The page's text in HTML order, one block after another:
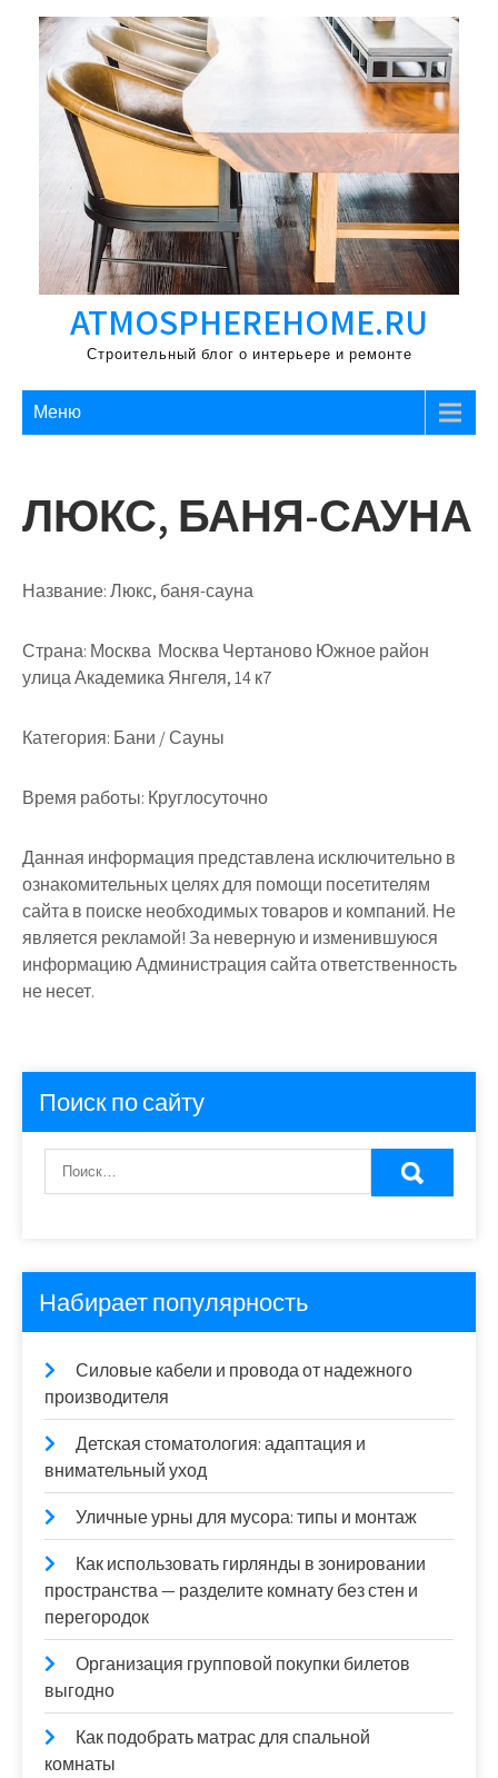
Перейти
содержимому
ATMOSPHEREHOME.RU
Строительный блог о интерьере и ремонте
Меню
ЛЮКС, БАНЯ-САУНА
Название:Люкс, баня-сауна
Страна: Москва Москва Чертаново Южное район
улица Академика Янгеля, 14 к7
Категория: Бани / Сауны
Время работы: Круглосуточно
Данная информация представлена исключительно в
ознакомительных целях для помощи посетителям
сайта в поиске необходимых товаров и компаний. Не
является рекламой! За неверную и изменившуюся
информацию Администрация сайта ответственность
не несет.
Поиск по сайту
Набирает популярность
Силовые кабели и провода от надежного
производителя
Детская стоматология: адаптация и
внимательный уход
Уличные урны для мусора: типы и монтаж
Как использовать гирлянды в зонировании
пространства — разделите комнату без стен и
перегородок
Организация групповой покупки билетов
выгодно
Как подобрать матрас для спальной
комнаты